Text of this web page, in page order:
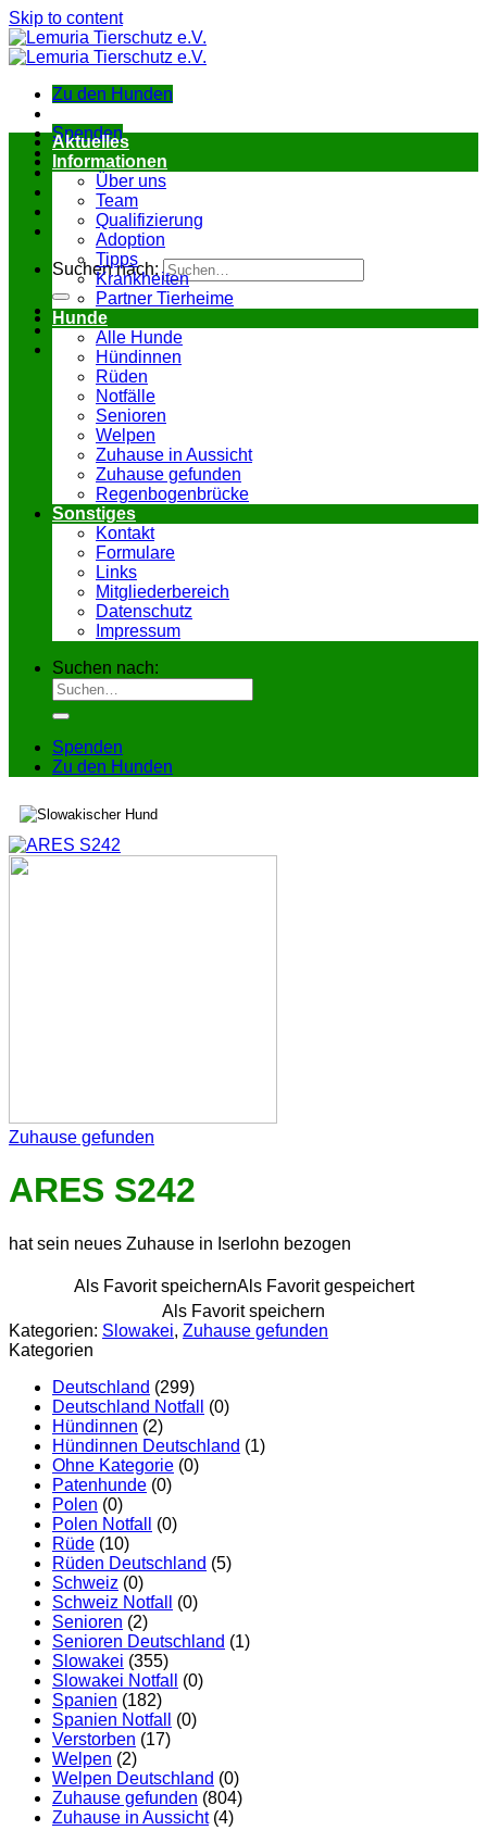
Skip to content
Zu den Hunden
Spenden
Suchen nach:
Aktuelles
Informationen
Über uns
Team
Qualifizierung
Adoption
Tipps
Krankheiten
Partner Tierheime
Hunde
Alle Hunde
Hündinnen
Rüden
Notfälle
Senioren
Welpen
Zuhause in Aussicht
Zuhause gefunden
Regenbogenbrücke
Sonstiges
Kontakt
Formulare
Links
Mitgliederbereich
Datenschutz
Impressum
Suchen nach:
Spenden
Zu den Hunden
Zuhause gefunden
ARES S242
hat sein neues Zuhause in Iserlohn bezogen
Als Favorit speichernAls Favorit gespeichert
Als Favorit speichern
Kategorien: Slowakei, Zuhause gefunden
Kategorien
Deutschland (299)
Deutschland Notfall
(0)
Hündinnen (2)
Hündinnen Deutschland (1)
Ohne Kategorie (0)
Patenhunde (0)
Polen (0)
Polen Notfall
(0)
Rüde (10)
Rüden Deutschland (5)
Schweiz (0)
Schweiz Notfall
(0)
Senioren (2)
Senioren Deutschland (1)
Slowakei (355)
Slowakei Notfall
(0)
Spanien (182)
Spanien Notfall
(0)
Verstorben (17)
Welpen (2)
Welpen Deutschland (0)
Zuhause gefunden (804)
Zuhause in Aussicht (4)